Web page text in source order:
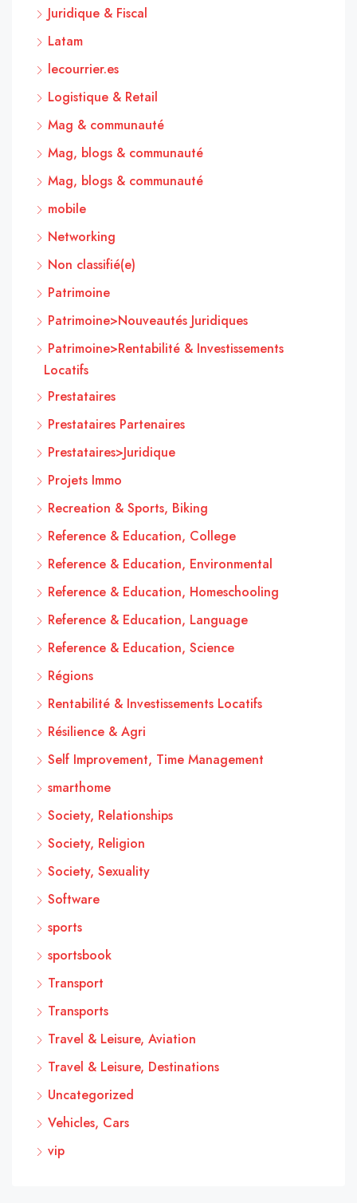
Juridique & Fiscal
Latam
lecourrier.es
Logistique & Retail
Mag & communauté
Mag, blogs & communauté
Mag, blogs & communauté
mobile
Networking
Non classifié(e)
Patrimoine
Patrimoine>Nouveautés Juridiques
Patrimoine>Rentabilité & Investissements
Locatifs
Prestataires
Prestataires Partenaires
Prestataires>Juridique
Projets Immo
Recreation & Sports, Biking
Reference & Education, College
Reference & Education, Environmental
Reference & Education, Homeschooling
Reference & Education, Language
Reference & Education, Science
Régions
Rentabilité & Investissements Locatifs
Résilience & Agri
Self Improvement, Time Management
smarthome
Society, Relationships
Society, Religion
Society, Sexuality
Software
sports
sportsbook
Transport
Transports
Travel & Leisure, Aviation
Travel & Leisure, Destinations
Uncategorized
Vehicles, Cars
vip